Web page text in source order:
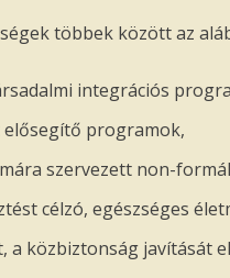
többek között az
integrációs
programok,
szervezett non-
célzó, egészséges
a közbiztonság javítását